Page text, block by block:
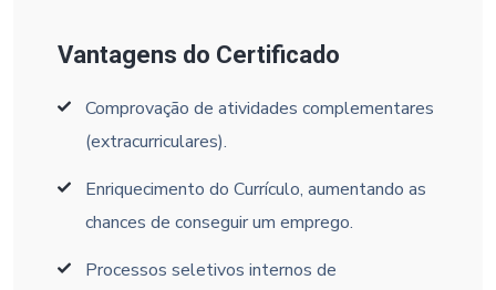
Vantagens do Certificado
Comprovação de atividades complementares
(extracurriculares).
Enriquecimento do Currículo, aumentando as
chances de conseguir um emprego.
Processos seletivos internos de